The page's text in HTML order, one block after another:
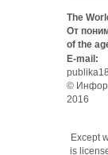
The
От
of the
E-mail:
©
2016
Except
is